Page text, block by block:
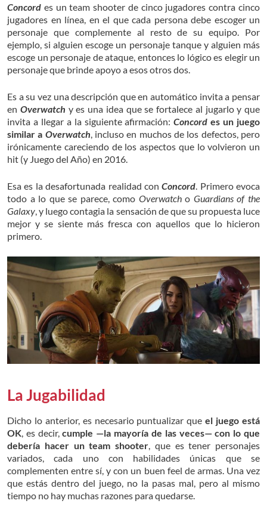
Concord es un team shooter de cinco jugadores contra cinco
jugadores en línea, en el que cada persona debe escoger un
personaje que complemente al resto de su equipo. Por
ejemplo, si alguien escoge un personaje tanque y alguien más
escoge un personaje de ataque, entonces lo lógico es elegir un
personaje que brinde apoyo a esos otros dos.
Es a su vez una descripción que en automático invita a pensar
en Overwatch y es una idea que se fortalece al jugarlo y que
invita a llegar a la siguiente afirmación:Concord es un juego
similar a Overwatch , incluso en muchos de los defectos, pero
irónicamente careciendo de los aspectos que lo volvieron un
hit (y Juego del Año) en 2016.
Esa es la desafortunada realidad conConcord . Primero evoca
todo a lo que se parece, como Overwatcho Guardians of the
Galaxy , y luego contagia la sensación de que su propuesta luce
mejor y se siente más fresca con aquellos que lo hicieron
primero.
La Jugabilidad
Dicho lo anterior, es necesario puntualizar queel juego está
OK, es decir,cumple —la mayoría de las veces— con lo que
debería hacer un team shooter, que es tener personajes
variados, cada uno con habilidades únicas que se
complementen entre sí, y con un buen feel de armas. Una vez
que estás dentro del juego, no la pasas mal, pero al mismo
tiempo no hay muchas razones para quedarse.